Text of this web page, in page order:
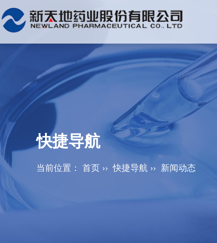
快捷导航
当前位置： 首页 ››快捷导航 ›› 新闻动态